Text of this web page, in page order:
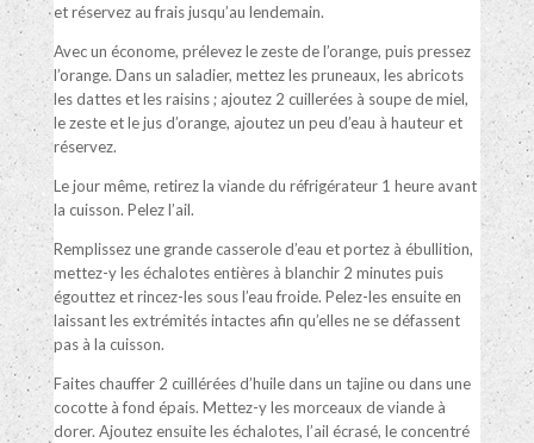
et réservez au frais jusqu’au lendemain.
Avec un économe, prélevez le zeste de l’orange, puis pressez
l’orange. Dans un saladier, mettez les pruneaux, les abricots
les dattes et les raisins ; ajoutez 2 cuillerées à soupe de miel,
le zeste et le jus d’orange, ajoutez un peu d’eau à hauteur et
réservez.
Le jour même, retirez la viande du réfrigérateur 1 heure avant
la cuisson. Pelez l’ail.
Remplissez une grande casserole d’eau et portez à ébullition,
mettez-y les échalotes entières à blanchir 2 minutes puis
égouttez et rincez-les sous l’eau froide. Pelez-les ensuite en
laissant les extrémités intactes afin qu’elles ne se défassent
pas à la cuisson.
Faites chauffer 2 cuillérées d’huile dans un tajine ou dans une
cocotte à fond épais. Mettez-y les morceaux de viande à
dorer. Ajoutez ensuite les échalotes, l’ail écrasé, le concentré